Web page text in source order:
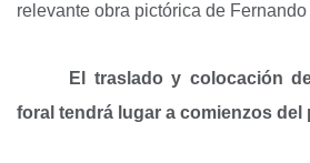
relevante obra pictórica de Fernando
El traslado y colocación
foral tendrá lugar a comienzos del